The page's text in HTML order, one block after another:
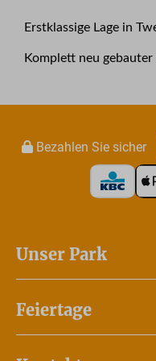
Erstklassige Lage in
Komplett neu gebauter
Bezahlen Sie sicher
Unser Park
Feiertage